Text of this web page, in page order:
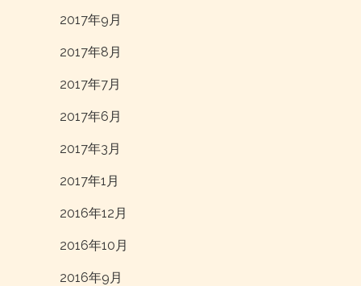
2017年9月
2017年8月
2017年7月
2017年6月
2017年3月
2017年1月
2016年12月
2016年10月
2016年9月